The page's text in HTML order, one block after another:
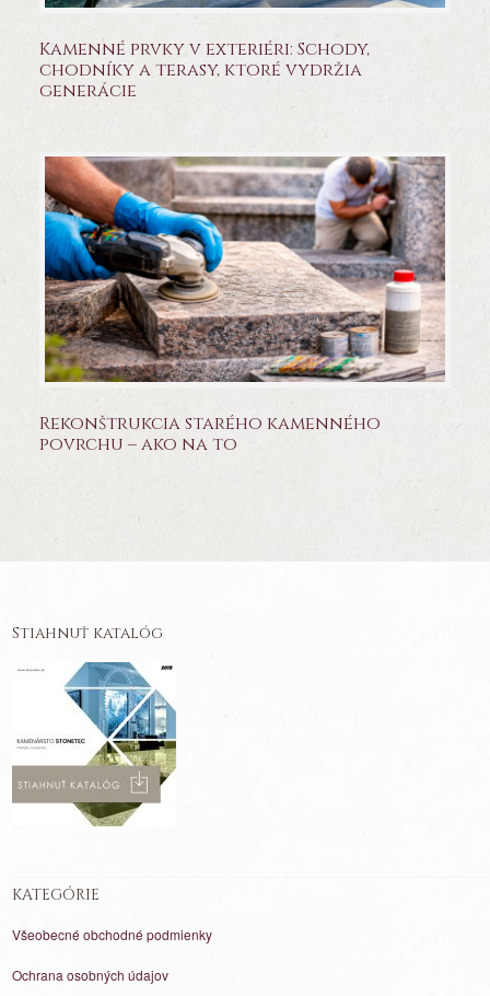
Kamenné prvky v exteriéri: Schody,
chodníky a terasy, ktoré vydržia
generácie
Rekonštrukcia starého kamenného
povrchu – ako na to
Stiahnuť katalóg
KATEGÓRIE
Všeobecné obchodné podmienky
Ochrana osobných údajov